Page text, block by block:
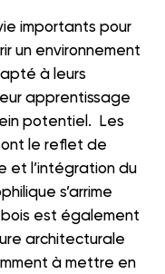
importants pour
un environnement
à leurs
apprentissage
potentiel. Les
le reflet de
et l’intégration du
s’arrime
est également
architecturale
à mettre en